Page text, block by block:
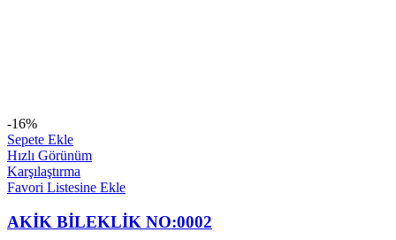
-16%
Sepete Ekle
Hızlı Görünüm
Karşılaştırma
Favori Listesine Ekle
AKİK BİLEKLİK NO:0002